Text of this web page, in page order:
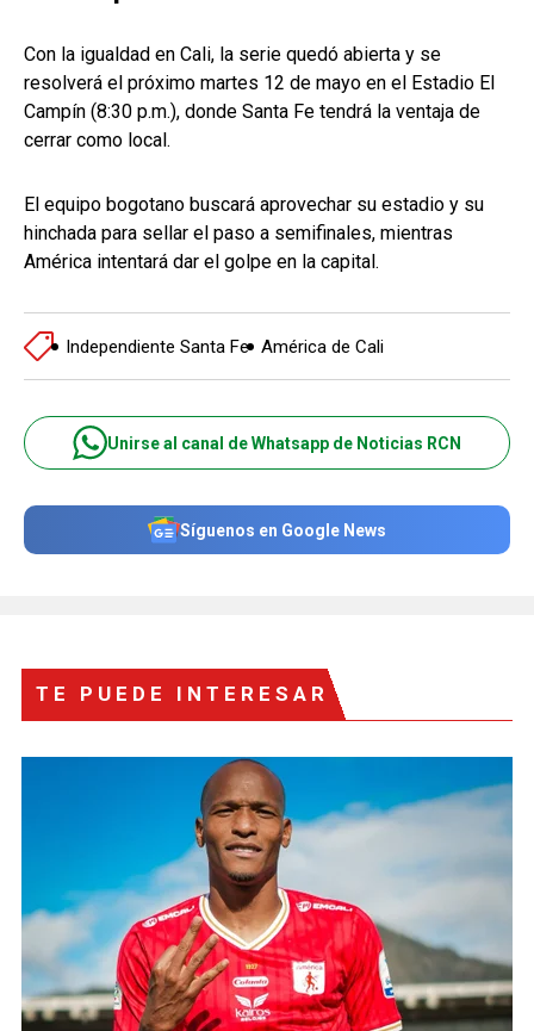
Con la igualdad en Cali, la serie quedó abierta y se
resolverá el próximo martes 12 de mayo en el Estadio El
Campín (8:30 p.m.), donde Santa Fe tendrá la ventaja de
cerrar como local.
El equipo bogotano buscará aprovechar su estadio y su
hinchada para sellar el paso a semifinales, mientras
América intentará dar el golpe en la capital.
Independiente Santa Fe América de Cali
Unirse al canal de Whatsapp de Noticias RCN
Síguenos en Google News
TE PUEDE INTERESAR